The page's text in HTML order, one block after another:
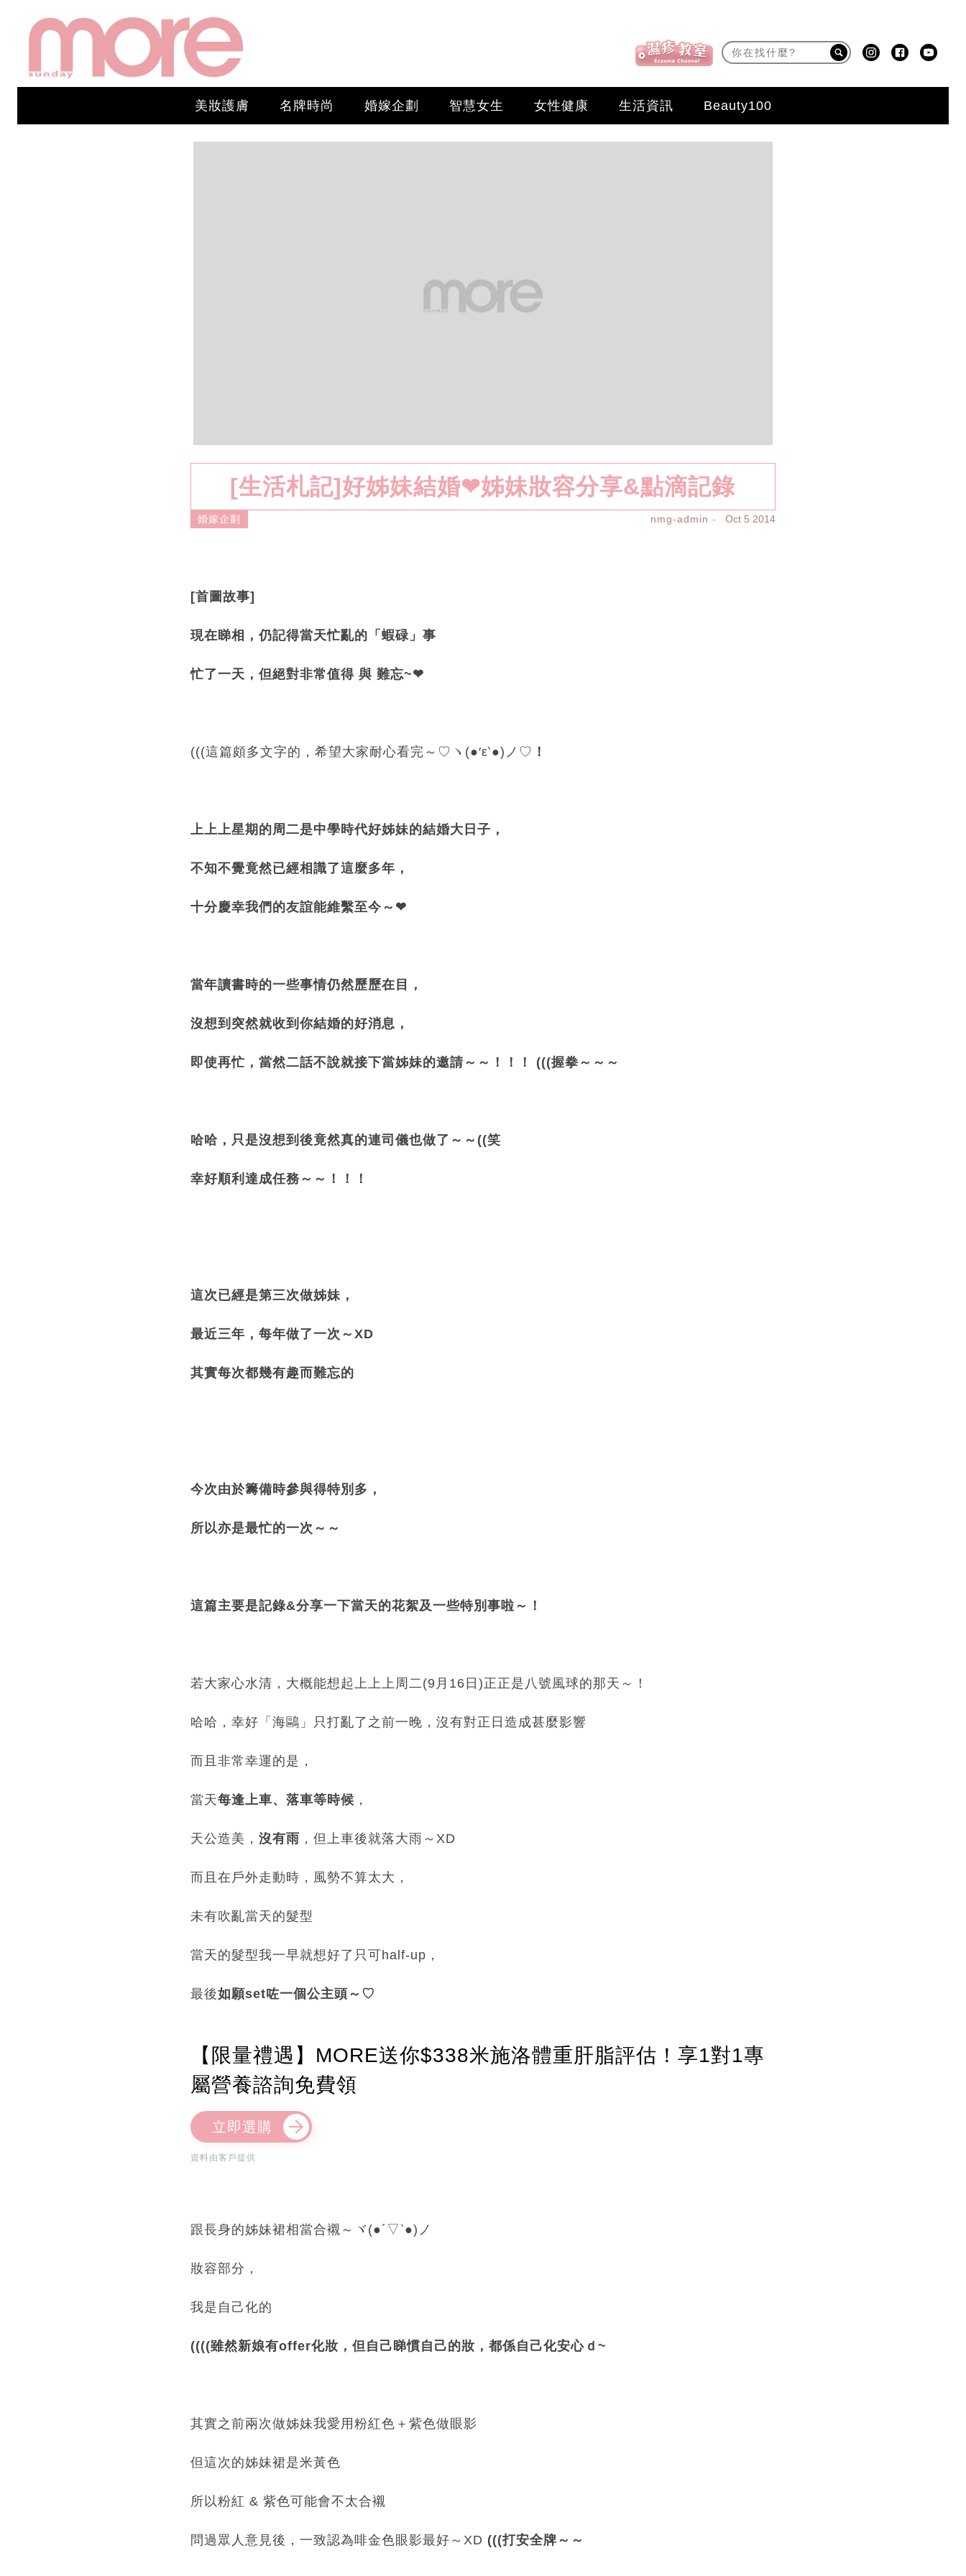
美妝護膚 名牌時尚 婚嫁企劃 智慧女生 女性健康 生活資訊 Beauty100
[生活札記]好姊妹結婚❤姊妹妝容分享&點滴記錄
婚嫁企劃 nmg-admin Oct 5 2014
[首圖故事]
現在睇相，仍記得當天忙亂的「蝦碌」事
忙了一天，但絕對非常值得 與 難忘~❤
(((這篇頗多文字的，希望大家耐心看完～♡ヽ(●′ε‵●)ノ♡ ！
上上 上星期的周二是中學時代好姊妹的結婚大日子，
不知不覺竟然已經相識了這麼多年，
十分慶幸我們的友誼能維繫至今～❤
當年讀書時的一些事情仍然歷歷在目，
沒想到突然就收到你結婚的好消息，
即使再忙，當然二話不說就接下當姊妹的邀請～～！！！ (((握拳～～～
哈哈，只是沒想到後竟然真的連司儀也做了～～((笑
幸好順利達成任務～～！！！
這次已經是第三次做姊妹，
最近三年，每年做了一次～XD
其實每次都幾有趣而難忘的
今次由於籌備時參與得特別多，
所以亦是最忙的一次～～
這篇主要是記錄&分享一下當天的花絮及一些特別事啦～！
若大家心水清，大概能想起上上上周二(9月16日)正正是八號風球的那天～！
哈哈，幸好「海鷗」只打亂了之前一晚，沒有對正日造成甚麼影響
而且非常幸運的是，
當天每逢上車、落車等時候 ，
天公造美， 沒有雨 ，但上車後就落大雨～XD
而且在戶外走動時，風勢不算太大，
未有吹亂當天的髮型
當天的髮型我一早就想好了只可half-up，
最後如願set咗一個公主頭～♡
【限量禮遇】MORE送你$338米施洛體重肝脂評估！享1對1專
屬營養諮詢免費領
立即選購
資料由客戶提供
跟長身的姊妹裙相當合襯～ヾ(●´▽‵●)ノ
妝容部分，
我是自己化的
((((雖然新娘有offer化妝，但自己睇慣自己的妝，都係自己化安心ｄ~
其實之前兩次做姊妹我愛用粉紅色＋紫色做眼影
但這次的姊妹裙是米黃色
所以粉紅 & 紫色可能會不太合襯
問過眾人意見後，一致認為啡金色眼影最好～XD (((打安全牌～～